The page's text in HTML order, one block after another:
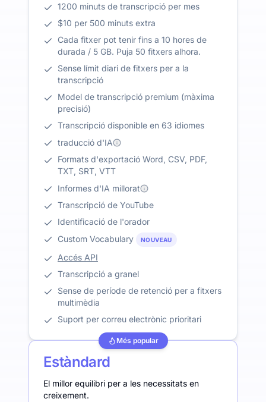
1200 minuts de transcripció per mes
$10 per 500 minuts extra
Cada fitxer pot tenir fins a 10 hores de
durada / 5 GB. Puja 50 fitxers alhora.
Sense límit diari de fitxers per a la
transcripció
Model de transcripció premium (màxima
precisió)
Transcripció disponible en 63 idiomes
traducció d'IA
Formats d'exportació Word, CSV, PDF,
TXT, SRT, VTT
Informes d'IA millorat
Transcripció de YouTube
Identificació de l'orador
Custom Vocabulary
NOUVEAU
Accés API
Transcripció a granel
Sense de període de retenció per a fitxers
multimèdia
Suport per correu electrònic prioritari
Més popular
Estàndard
El millor equilibri per a les necessitats en
creixement.